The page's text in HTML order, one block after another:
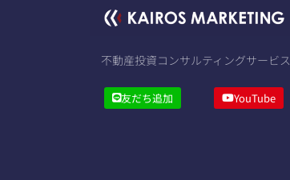
不動産投資コンサルティングサービス
友だち追加 YouTube